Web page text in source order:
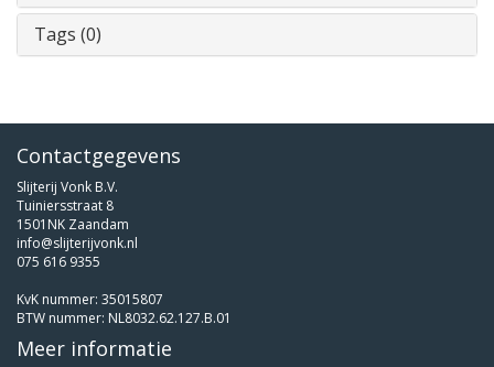
Tags (0)
Contactgegevens
Slijterij Vonk B.V.
Tuiniersstraat 8
1501NK Zaandam
info@slijterijvonk.nl
075 616 9355
KvK nummer: 35015807
BTW nummer: NL8032.62.127.B.01
Meer informatie